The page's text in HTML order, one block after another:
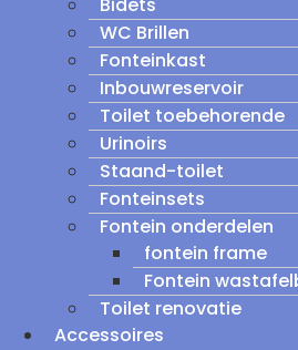
WC Brillen
Fonteinkast
Inbouwreservoir
Toilet toebehorende
Urinoirs
Staand-toilet
Fonteinsets
Fontein onderdelen
fontein frame
Fontein
Toilet renovatie
Accessoires